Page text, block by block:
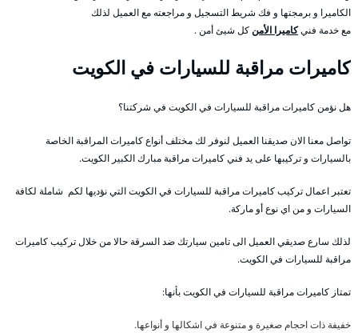
الكاميرا و برمجتها و فك شريط التسجيل و مراجعته مع العميل لذلك
مع خدمة فنيكاميرا الأمنكل شيئ أمن .
كاميرات مراقبة للسيارات في الكويت
هل نؤمن كاميرات مراقبة للسيارات في الكويت في شركتنا؟
تواصل معنا الان صديقنا العميل لنوفر لك مختلف أنواع كاميرات المراقبة الخاصة
بالسيارات و تركيبها على يد فني كاميرات مراقبة مبارك الكبير الكويت.
تعتبر اعمال تركيب كاميرات مراقبة للسيارات في الكويت التي نؤديها لكم شاملة لكافة
السيارات و من اي نوع أو ماركة.
لذلك سارع صديقي العميل الى تامين سيارتك ضد السرقة حالا من خلال تركيب كاميرات
مراقبة للسيارات في الكويت.
تمتاز كاميرات مراقبة للسيارات في الكويت بأنها:
خفيفة ذات احجام صغيرة و متنوعة في اشكالها و أنواعها.